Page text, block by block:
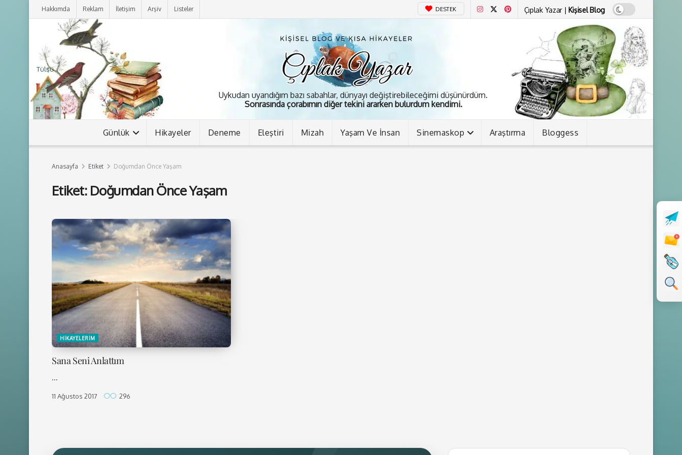
Hakkımda Reklam İletişim Arşiv Listeler DESTEK Çıplak Yazar | Kişisel Blog
Tülsü
Uykudan uyandığım bazı sabahlar, dünyayı değiştirebileceğimi düşünürdüm.
Sonrasında çorabımın diğer tekini ararken bulurdum kendimi.
Günlük Hikayeler Deneme Eleştiri Mizah Yaşam Ve İnsan Sinemaskop Araştırma Bloggess
Anasayfa Etiket Doğumdan Önce Yaşam
Etiket: Doğumdan Önce Yaşam
HIKAYELERIM
Sana Seni Anlattım
...
11 Ağustos 2017 296